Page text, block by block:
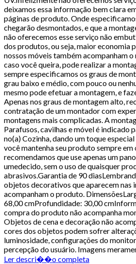
deixamos essa informação bem clara
páginas de produto. Onde
chegarão desmontados, e que a
não oferecemos esse serviço não
dos produtos, ou seja, maior economia
nossos móveis também acompanham o
caso você queira, pode realizar a
sempre especificamos os graus de
grau baixo e médio, com pouco ou
mesmo pode efetuar a montagem, e
Apenas nos graus de montagem alto,
contratação de um montador com
montagens mais complicadas. A
Parafusos, cavilhas e móvel é indicado
no(a) Cozinha, dando um toque
você mantenha seu produto sempre
recomendamos que use apenas um
umedecido, sem o uso de quaisquer
abrasivos.Garantia de 90
objetos decorativos que aparecem nas
acompanham o produto.
68,00 cmProfundidade: 30,00
compra do produto não acompanha
Objetos de cena e decoração não
cores dos objetos podem sofrer
luminosidade, configurações do
percepção do usuário. Imagens
Ler descri��o completa